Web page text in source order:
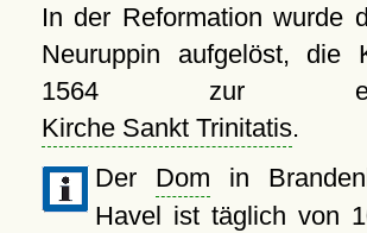
In der Reformation wurde
Neuruppin aufgelöst, die
1564 zur
Kirche Sankt Trinitatis.
Der Dom in
Havel ist täglich von